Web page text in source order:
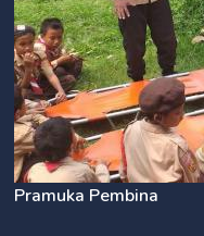
Pramuka Pembina